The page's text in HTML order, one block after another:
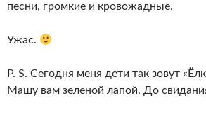
песни, громкие и кровожадные.
Ужас.
P. S. Сегодня меня дети так зовут
Машу вам зеленой лапой. До